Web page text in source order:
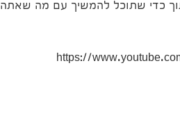
תוך כדי שתוכל להמשיך עם מה שאתה
https://